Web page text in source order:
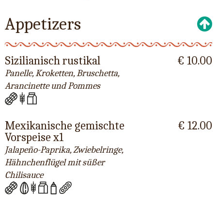
Appetizers
Sizilianisch rustikal
Panelle, Kroketten, Bruschetta,
Arancinette und Pommes
€ 10.00
Mexikanische gemischte
Vorspeise x1
Jalapeño-Paprika, Zwiebelringe,
Hähnchenflügel mit süßer
Chilisauce
€ 12.00